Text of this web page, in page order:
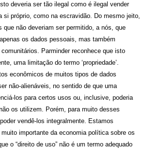
deveria ser tão ilegal como é ilegal vender
si próprio, como na escravidão. Do mesmo jeito,
que não deveriam ser permitido, a nós, que
os dados pessoais, mas também
Parminder reconhece que isto
uma limitação do termo ‘propriedade’.
econômicos de muitos tipos de dados
não-alienáveis, no sentido de que uma
los para certos usos ou, inclusive, poderia
os utilizem. Porém, para muito desses
vendê-los integralmente. Estamos
importante da economia política sobre os
o “direito de uso” não é um termo adequado